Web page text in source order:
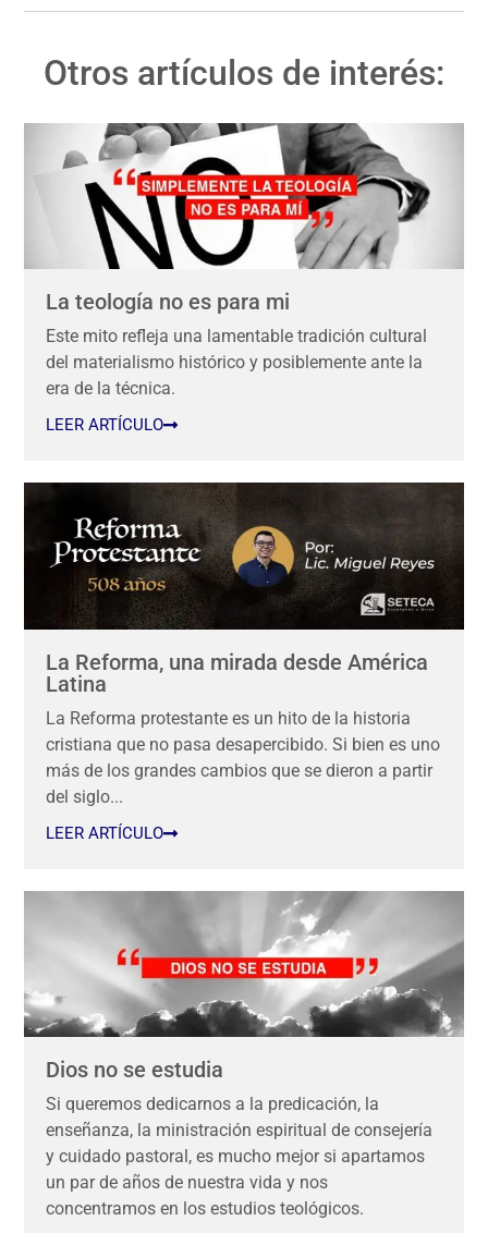
Otros artículos de interés:
La teología no es para mi
Este mito refleja una lamentable tradición cultural
del materialismo histórico y posiblemente ante la
era de la técnica.
LEER ARTÍCULO
La Reforma, una mirada desde América
Latina
La Reforma protestante es un hito de la historia
cristiana que no pasa desapercibido. Si bien es uno
más de los grandes cambios que se dieron a partir
del siglo...
LEER ARTÍCULO
Dios no se estudia
Si queremos dedicarnos a la predicación, la
enseñanza, la ministración espiritual de consejería
y cuidado pastoral, es mucho mejor si apartamos
un par de años de nuestra vida y nos
concentramos en los estudios teológicos.